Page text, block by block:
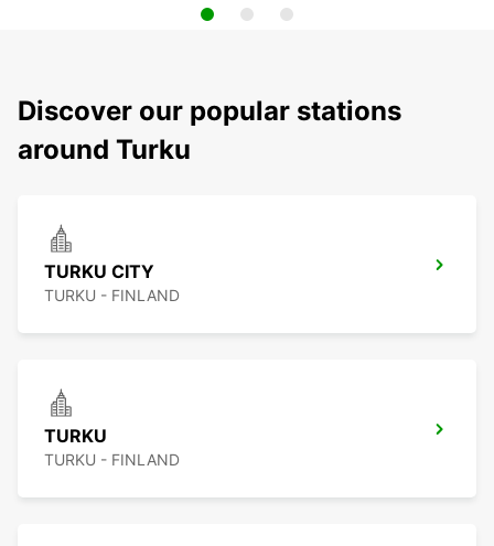
Discover our popular stations
around Turku
TURKU CITY
TURKU - FINLAND
TURKU
TURKU - FINLAND